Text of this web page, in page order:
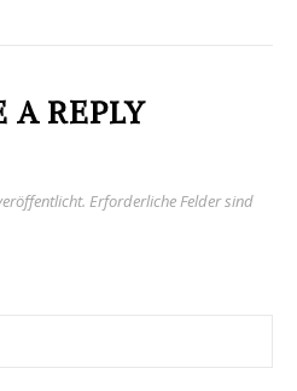
A REPLY
Erforderliche Felder sind